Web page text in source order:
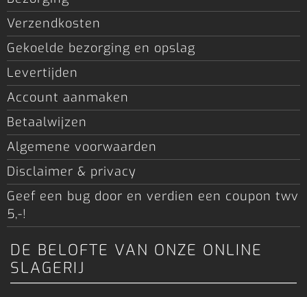
Verzendkosten
Gekoelde bezorging en opslag
Levertijden
Account aanmaken
Betaalwijzen
Algemene voorwaarden
Disclaimer & privacy
Geef een bug door en verdien een coupon twv
5,-!
DE BELOFTE VAN ONZE ONLINE
SLAGERIJ